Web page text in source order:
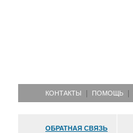
КОНТАКТЫ ПОМОЩЬ
ОБРАТНАЯ СВЯЗЬ